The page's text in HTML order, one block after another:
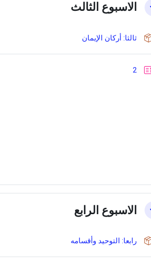
الاسبوع الثالث
ثالثا: أركان الإيمان
2إختبار
الاسبوع الرابع
رابعا: التوحيد وأقسامه